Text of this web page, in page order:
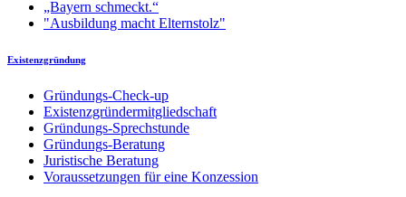
„Bayern schmeckt.“
"Ausbildung macht Elternstolz"
Existenzgründung
Gründungs-Check-up
Existenzgründermitgliedschaft
Gründungs-Sprechstunde
Gründungs-Beratung
Juristische Beratung
Voraussetzungen für eine Konzession